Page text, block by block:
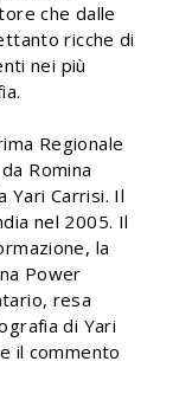
che dalle
ricche di
nei più
Regionale
Romina
Yari Carrisi. Il
nel 2005. Il
la
Power
resa
di Yari
il commento